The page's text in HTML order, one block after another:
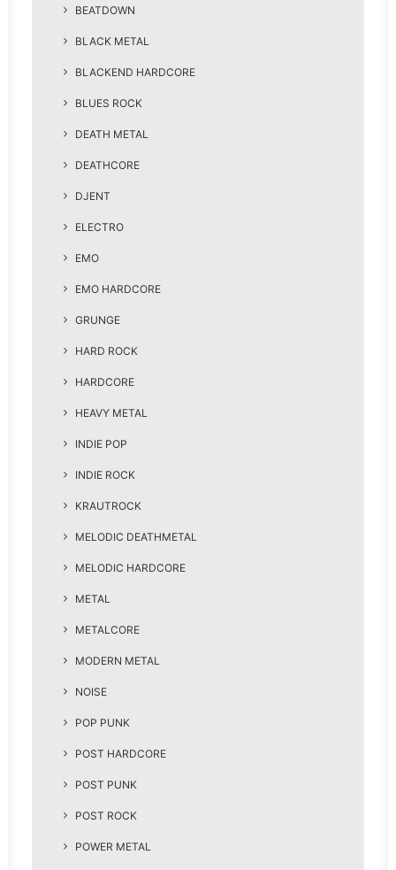
BEATDOWN
BLACK METAL
BLACKEND HARDCORE
BLUES ROCK
DEATH METAL
DEATHCORE
DJENT
ELECTRO
EMO
EMO HARDCORE
GRUNGE
HARD ROCK
HARDCORE
HEAVY METAL
INDIE POP
INDIE ROCK
KRAUTROCK
MELODIC DEATHMETAL
MELODIC HARDCORE
METAL
METALCORE
MODERN METAL
NOISE
POP PUNK
POST HARDCORE
POST PUNK
POST ROCK
POWER METAL